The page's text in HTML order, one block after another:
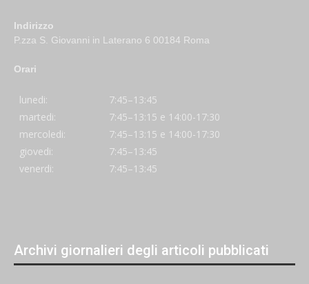
Indirizzo
P.zza S. Giovanni in Laterano 6 00184 Roma
Orari
lunedi:
7:45–13:45
martedi:
7:45–13:15 e 14:00-17:30
mercoledi:
7:45–13:15 e 14:00-17:30
giovedi:
7:45–13:45
venerdi:
7:45–13:45
Archivi giornalieri degli articoli pubblicati